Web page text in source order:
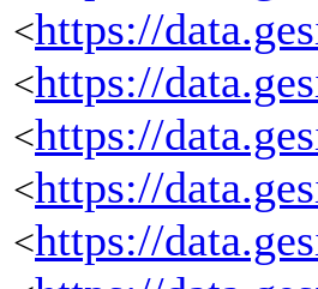
<https://
<https://
<https://
<https://
<https://